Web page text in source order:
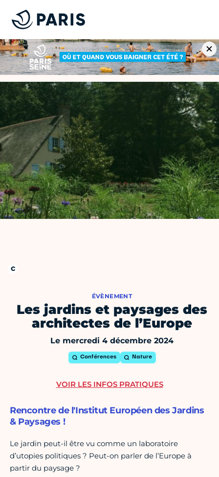
ÉVÈNEMENT
Les jardins et paysages des
architectes de l’Europe
Le mercredi 4 décembre 2024
Conférences Nature
Rencontre de l'Institut Européen des Jardins
& Paysages !
Le jardin peut-il être vu comme un laboratoire
d’utopies politiques ? Peut-on parler de l’Europe à
partir du paysage ?
VOIR LES INFOS PRATIQUES